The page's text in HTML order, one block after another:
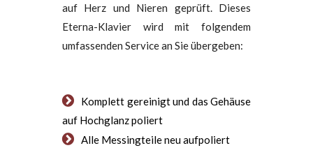
auf Herz und Nieren geprüft. Dieses
Eterna-Klavier wird mit folgendem
umfassenden Service an Sie übergeben:
Komplett gereinigt und das Gehäuse
auf Hochglanz poliert
Alle Messingteile neu aufpoliert